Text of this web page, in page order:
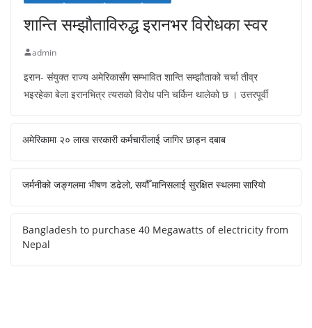
शान्ति सम्झौताविरुद्ध इरानभर विरोधका स्वर
admin
इरान- संयुक्त राज्य अमेरिकासँग सम्भावित शान्ति सम्झौताको चर्चा तीव्र
भइरहेका बेला इरानभित्र त्यसको विरोध पनि चर्किन थालेको छ । उत्तरपूर्वी
अमेरिकामा २० लाख सरकारी कर्मचारीलाई जागिर छाड्न दबाब
जर्मनीको जङ्गलमा भीषण डढेलो, सयौँ मानिसलाई सुरक्षित स्थलमा सारियो
Bangladesh to purchase 40 Megawatts of electricity from
Nepal